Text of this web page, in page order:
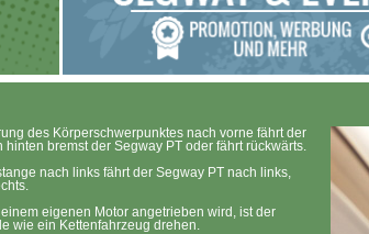
des Körperschwerpunktes nach vorne fährt der
bremst der Segway PT oder fährt rückwärts.
nach links fährt der Segway PT nach links,
eigenen Motor angetrieben wird, ist der
wie ein Kettenfahrzeug drehen.